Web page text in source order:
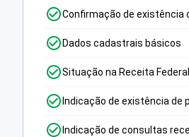
Confirmação de existência
Dados cadastrais básicos
Situação na Receita Federal
Indicação de existência de
Indicação de consultas